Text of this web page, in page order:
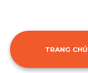
TRANG CHỦ